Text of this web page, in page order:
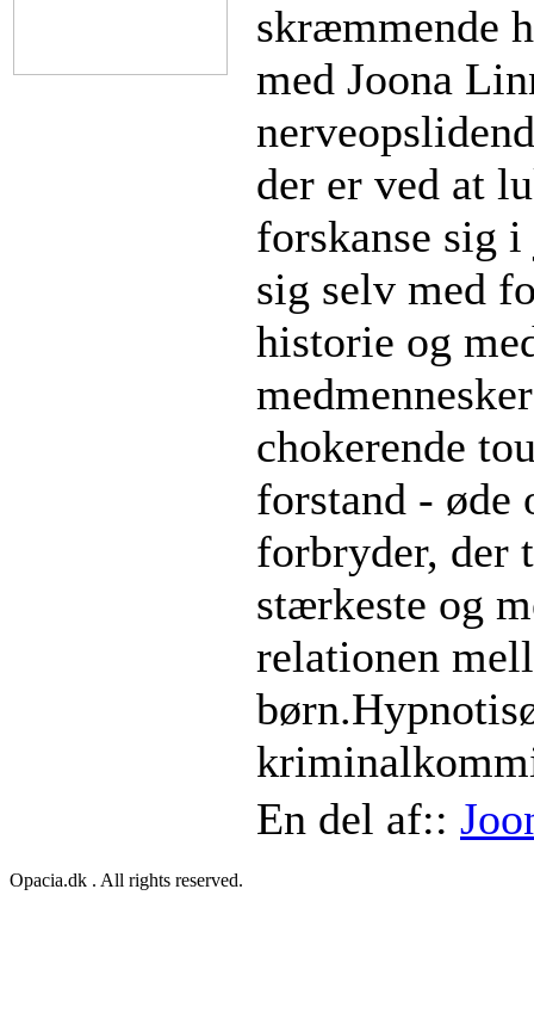
skræmmende
med Joona
der er ved at
forskanse sig
sig selv med
historie og
chokerende
forstand - øde
forbryder, der
stærkeste og
relationen
En del af::
Opacia.dk . All rights reserved.